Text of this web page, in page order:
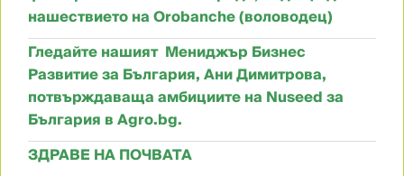
нашествието на Orobanche (воловодец)
Гледайте нашият Мениджър Бизнес
Развитие за България, Ани Димитрова,
потвърждаваща амбициите на Nuseed за
България в Agro.bg.
ЗДРАВЕ НА ПОЧВАТА